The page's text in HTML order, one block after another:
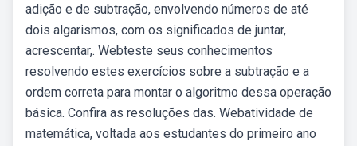
adição e de subtração, envolvendo números de até
dois algarismos, com os significados de juntar,
acrescentar,. Webteste seus conhecimentos
resolvendo estes exercícios sobre a subtração e a
ordem correta para montar o algoritmo dessa operação
básica. Confira as resoluções das. Webatividade de
matemática, voltada aos estudantes do primeiro ano